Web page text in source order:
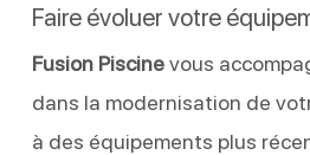
Faire évoluer votre
Fusion Piscinevous
dans la modernisation de
à des équipements plus